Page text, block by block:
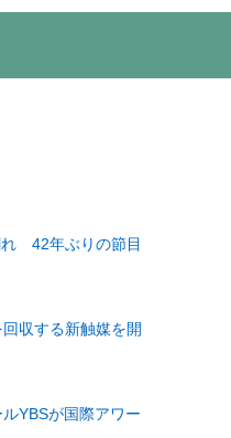
れ 42年ぶりの節目
収する新触媒を開
YBSが国際アワー